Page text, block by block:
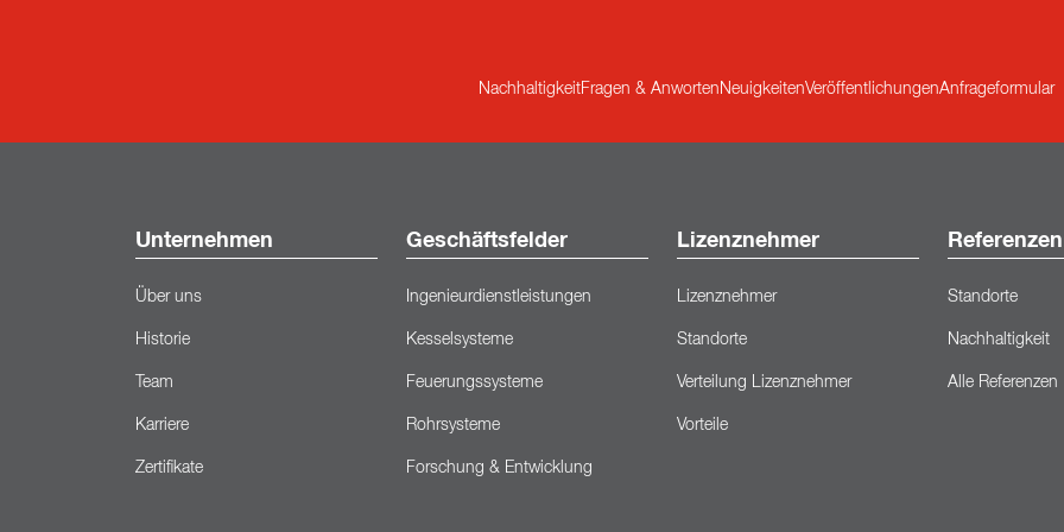
NachhaltigkeitFragen & Anworten NeuigkeitenVeröffentlichungenAnfrageformular
Unternehmen
Über uns
Historie
Team
Karriere
Zertifikate
Geschäftsfelder
Ingenieurdienstleistungen
Kesselsysteme
Feuerungssysteme
Rohrsysteme
Forschung & Entwicklung
Lizenznehmer
Lizenznehmer
Standorte
Verteilung Lizenznehmer
Vorteile
Referenzen
Standorte
Nachhaltigkeit
Alle Referenzen